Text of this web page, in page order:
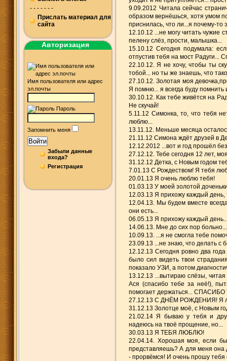
- - - - - - -
Прислать материал для
сайта
Авторизация
Имя пользователя или адрес
эл.почты
Пароль
Запомнить меня
Войти
Забыли данные
входа?
Регистрация
9.09.2012 Читала сейчас
образом вернёшься, хотя умом
приснилась, что ли...я почему-то
12.10.12 ...не могу читать чужие
пелену слёз, прости, малышка...
15.10.12 Сегодня подумала:
отпустив тебя на мост Радуги...
22.10.12. Я не хочу, чтобы ты
тобой... но ты же знаешь, что
27.10.12. Золотая моя
Я помню... я всегда буду помнить
30.10.12. Как тебе живётся на
Не скучай!
5.11.12 Симонка, то, что тебя
люблю...
13.11.12. Меньше месяца
21.11.12 Симона ждёт друзей в
12.12.2012 ...вот и год прошёл
27.12.12. Тебе сегодня 12 лет,
31.12.12 Детка, с Новым годом
7.01.13 С Рождеством! Я тебя
20.01.13 Я очень люблю тебя!
01.03.13 У моей золотой
12.03.13 Я прихожу каждый
12.04.13. Мы будем вместе
они есть...
06.05.13 Я прихожу каждый
14.06.13. Мне до сих пор
10.09.13. ...я не смогла тебе
23.09.13 ...не знаю, что
12.12.13 Сегодня ровно два
было сил видеть твои
показало УЗИ, а потом
13.12.13 ...вытираю слёзы,
Ася (спасибо тебе за неё!),
помогает держаться...
27.12.13 С ДНЁМ РОЖДЕНИЯ! Я
31.12.13 Золотце моё, с Новым
21.02.14 Я бываю у тебя и
надеюсь на твоё прощение, но...
30.03.13 Я ТЕБЯ ЛЮБЛЮ!
22.04.14. Хорошая моя, если
представляешь? А для меня
- прорвёмся! И очень прошу